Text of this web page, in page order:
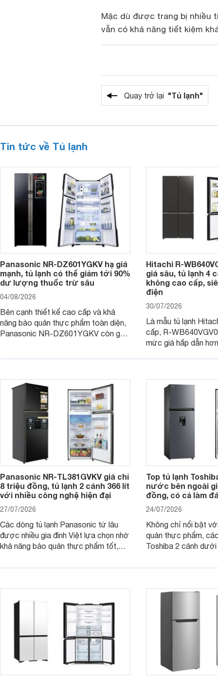
Mặc dù được trang bị nhiều
vẫn có khả năng tiết kiệm
Quay trở lại "Tủ lạnh"
Tin tức về Tủ lạnh
Panasonic NR-DZ601YGKV hạ giá
mạnh, tủ lạnh có thể giảm tới 90%
dư lượng thuốc trừ sâu
04/08/2026
Bên cạnh thiết kế cao cấp và khả
năng bảo quản thực phẩm toàn diện,
Panasonic NR-DZ601YGKV còn gây
Hitachi R-
giá sâu, tủ lạnh 4
không cao cấp,
điện
30/07/2026
Là mẫu tủ lạnh
cấp, R-
mức giá hấp dẫn
nhiều công nghệ.
Panasonic NR-TL381GVKV giá chỉ
8 triệu đồng, tủ lạnh 2 cánh 366 lít
với nhiều công nghệ hiện đại
27/07/2026
Các dòng tủ lạnh Panasonic từ lâu
được nhiều gia đình Việt lựa chọn nhờ
khả năng bảo quản thực phẩm tốt,
phân khúc khiến không ít người dùng
phải cân nhắc. Trên thị trường hiện
Top tủ lạnh
nước bên ngoài
đồng, có cả làm
24/07/2026
Không chỉ nổi bật
quản thực phẩm,
Toshiba 2 cánh